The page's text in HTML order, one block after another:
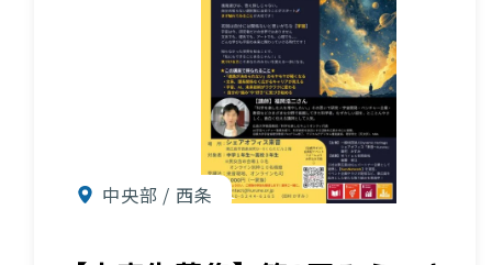
中央部 / 西条